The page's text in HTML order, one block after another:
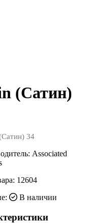
(Сатин)
34
Associated
12604
В наличии